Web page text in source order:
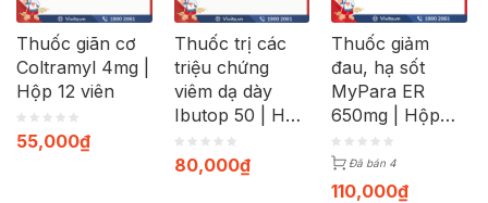
Thuốc giãn cơ
Coltramyl 4mg |
Hộp 12 viên
55,000₫
Thuốc trị các
triệu chứng
viêm dạ dày
Ibutop 50 | Hộp
20 viên
80,000₫
Thuốc giảm
đau, hạ sốt
MyPara ER
650mg | Hộp
100 viên
Đã bán 4
110,000₫